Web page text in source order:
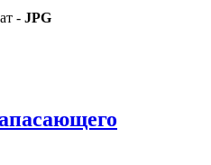
- JPG